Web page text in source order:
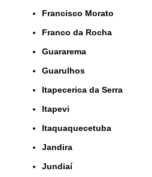
Francisco Morato
Franco da Rocha
Guararema
Guarulhos
Itapecerica da Serra
Itapevi
Itaquaquecetuba
Jandira
Jundiaí